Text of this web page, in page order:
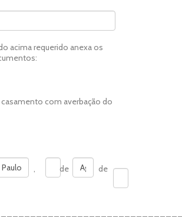
acima requerido anexa os
com averbação do
, de de